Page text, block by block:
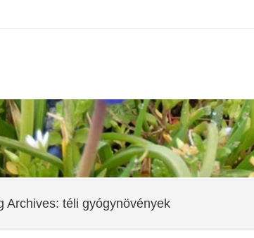
Archives: téli gyógynövények